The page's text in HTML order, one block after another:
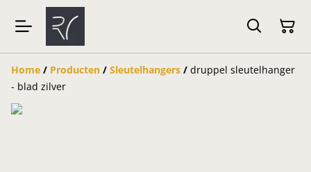
Home / Producten / Sleutelhangers / druppel sleutelhanger
- blad zilver